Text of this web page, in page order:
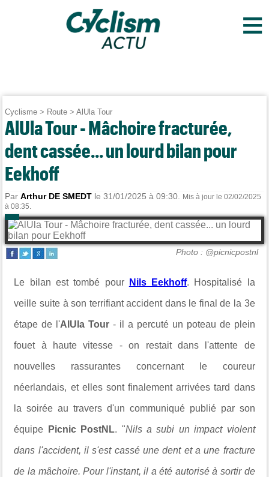
≡
Cyclisme > Route >AlUla Tour
AlUla Tour - Mâchoire fracturée,
dent cassée... un lourd bilan pour
Eekhoff
ParArthur DE SMEDT le 31/01/2025 à 09:30.
Mis à jour le 02/02/2025
à 08:35.
Photo : @picnicpostnl
Le bilan est tombé pour Nils Eekhoff. Hospitalisé la
veille suite à son terrifiant accident dans le final de la 3e
étape de l'AlUla Tour - il a percuté un poteau de plein
fouet à haute vitesse - on restait dans l'attente de
nouvelles rassurantes concernant le coureur
néerlandais, et elles sont finalement arrivées tard dans
la soirée au travers d'un communiqué publié par son
équipe Picnic PostNL. "Nils a subi un impact violent
dans l'accident, il s'est cassé une dent et a une fracture
de la mâchoire. Pour l'instant, il a été autorisé à sortir de